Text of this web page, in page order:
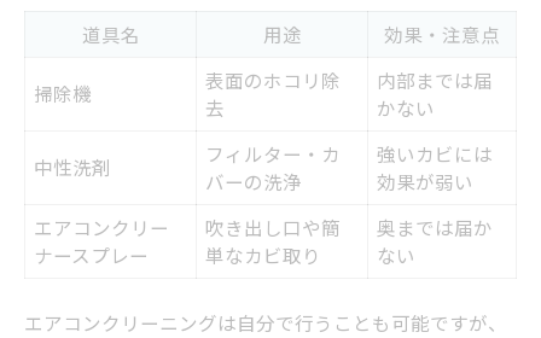
道具名 用途 効果・注意点
掃除機
表面のホコリ除
去
内部までは届
かない
中性洗剤
フィルター・カ
バーの洗浄
強いカビには
効果が弱い
エアコンクリー
ナースプレー
吹き出し口や簡
単なカビ取り
奥までは届か
ない
エアコンクリーニングは自分で行うことも可能ですが、